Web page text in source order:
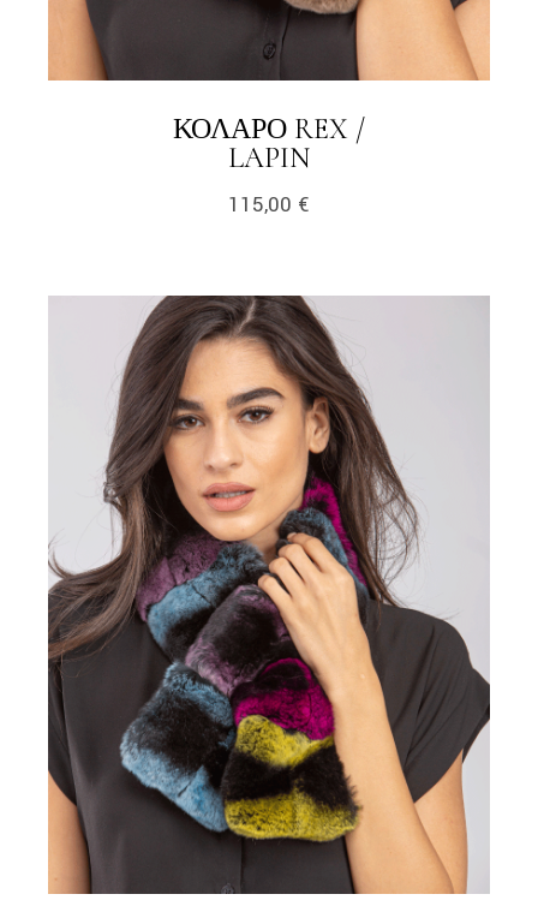
ΚΟΛΆΡΟ REX /
LAPINLINK
115,00 €
link